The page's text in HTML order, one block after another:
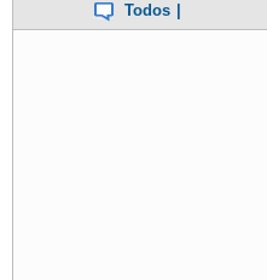
Todos